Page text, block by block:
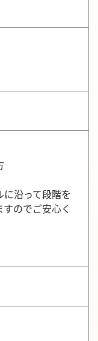
沿って段階を
のでご安心く